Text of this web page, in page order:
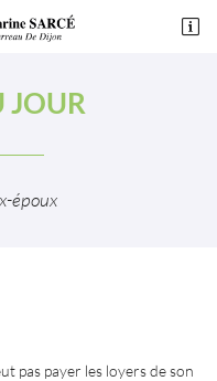

JOUR
époux
pas payer les loyers de son